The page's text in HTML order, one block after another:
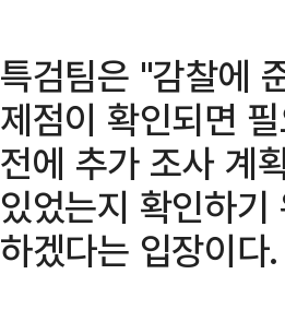
특검팀은 "감찰에
제점이 확인되면
전에 추가 조사 계
있었는지 확인하
하겠다는 입장이다.